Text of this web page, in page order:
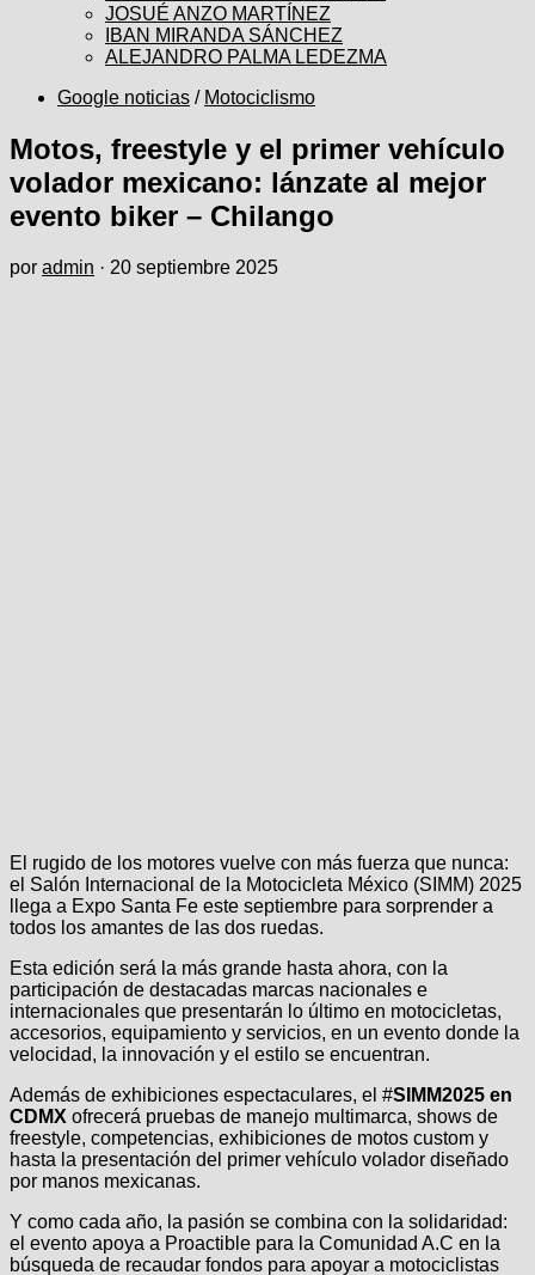
JOSUÉ ANZO MARTÍNEZ
IBAN MIRANDA SÁNCHEZ
ALEJANDRO PALMA LEDEZMA
Google noticias / Motociclismo
Motos, freestyle y el primer vehículo
volador mexicano: lánzate al mejor
evento biker – Chilango
por admin · 20 septiembre 2025
El rugido de los motores vuelve con más fuerza que nunca:
el Salón Internacional de la Motocicleta México (SIMM) 2025
llega a Expo Santa Fe este septiembre para sorprender a
todos los amantes de las dos ruedas.
Esta edición será la más grande hasta ahora, con la
participación de destacadas marcas nacionales e
internacionales que presentarán lo último en motocicletas,
accesorios, equipamiento y servicios, en un evento donde la
velocidad, la innovación y el estilo se encuentran.
Además de exhibiciones espectaculares, el #SIMM2025 en
CDMX ofrecerá pruebas de manejo multimarca, shows de
freestyle, competencias, exhibiciones de motos custom y
hasta la presentación del primer vehículo volador diseñado
por manos mexicanas.
Y como cada año, la pasión se combina con la solidaridad:
el evento apoya a Proactible para la Comunidad A.C en la
búsqueda de recaudar fondos para apoyar a motociclistas